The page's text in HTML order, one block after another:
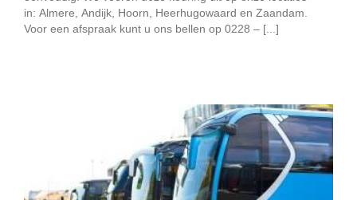
in: Almere, Andijk, Hoorn, Heerhugowaard en Zaandam.
Voor een afspraak kunt u ons bellen op 0228 – [...]